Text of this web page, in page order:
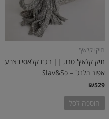
תיקי קלאץ'
תיק קלאץ' סרוג || דגם קלאסי בצבע
אפור מלנג' – Slav&So
₪529
הוספה לסל